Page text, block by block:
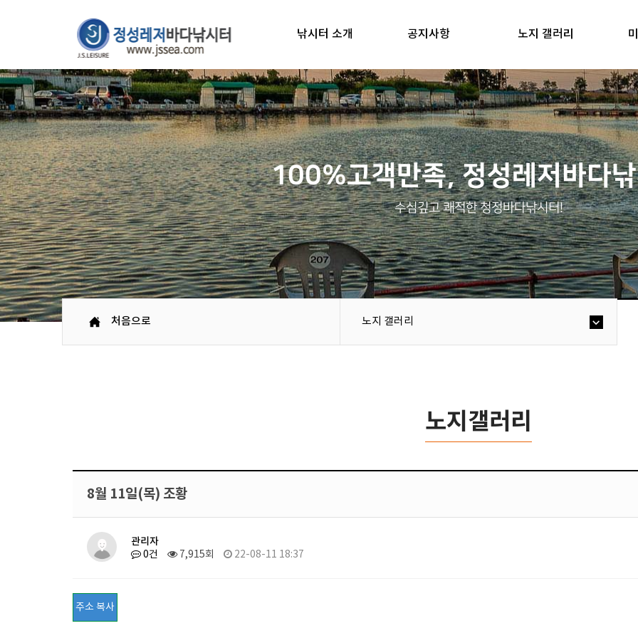
낚시터 소개 공지사항 노지 갤러리
100%고객만족, 정성레저바다
수심깊고 쾌적한 청정바다낚시터!
처음으로 노지 갤러리
노지갤러리
8월 11일(목) 조황
관리자
0건 7,915회 22-08-11 18:37
주소 복사